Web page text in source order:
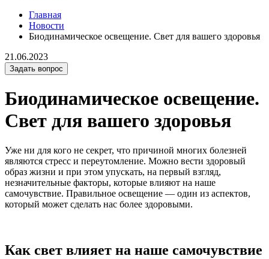
Главная
Новости
Биодинамическое освещение. Свет для вашего здоровья
21.06.2023
Задать вопрос
Биодинамическое освещение.
Свет для вашего здоровья
Уже ни для кого не секрет, что причиной многих болезней
являются стресс и переутомление. Можно вести здоровый
образ жизни и при этом упускать, на первый взгляд,
незначительные факторы, которые влияют на наше
самочувствие. Правильное освещение — один из аспектов,
который может сделать нас более здоровыми.
Как свет влияет на наше самочувствие